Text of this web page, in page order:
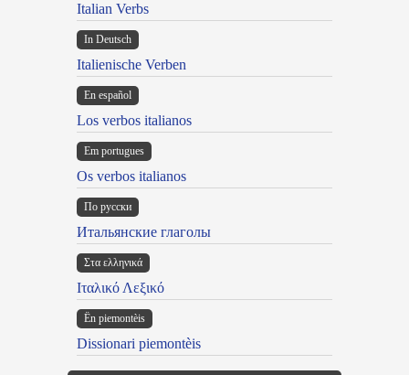
Italian Verbs
In Deutsch
Italienische Verben
En español
Los verbos italianos
Em portugues
Os verbos italianos
По русски
Итальянские глаголы
Στα ελληνικά
Ιταλικό Λεξικό
Ën piemontèis
Dissionari piemontèis